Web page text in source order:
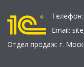
Телефон:
Email:
Отдел продаж: г.